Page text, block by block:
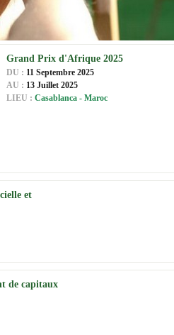
Grand Prix d'Afrique 2025
DU : 11 Septembre 2025
AU : 13 Juillet 2025
LIEU : Casablanca - Maroc
et
de capitaux